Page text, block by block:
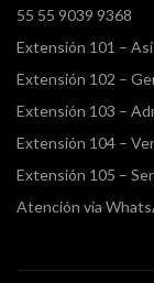
55 55 9039 9368
Extensión 101 –
Extensión 102 –
Extensión 103 –
Extensión 104 –
Extensión 105 –
Atención vía